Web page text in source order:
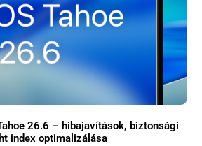
26.6 – hibajavítások, biztonsági
index optimalizálása